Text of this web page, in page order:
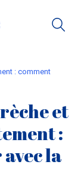
et
:
la